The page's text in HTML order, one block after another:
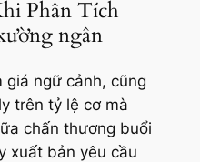
Phân Tích
ngân
ngữ cảnh, cũng
trên tỷ lệ cơ mà
chấn thương buổi
xuất bản yêu cầu